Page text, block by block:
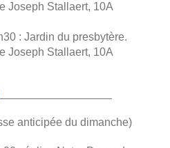
Joseph Stallaert, 10A
: Jardin du presbytère.
Joseph Stallaert, 10A
anticipée du dimanche)